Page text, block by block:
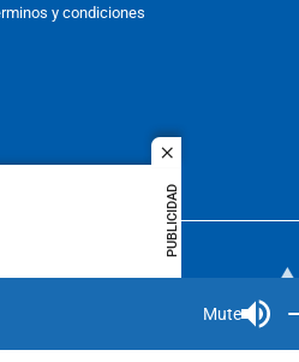
close
PUBLICIDAD
y condiciones
idioma
Mute